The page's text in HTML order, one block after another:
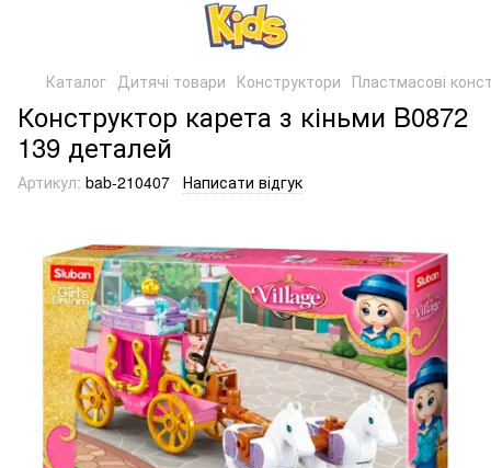
Каталог Дитячі товари Конструктори Пластмасові
Конструктор карета з кіньми B0872
139 деталей
Артикул: bab-210407 Написати відгук